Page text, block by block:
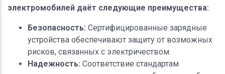
электромобилей даёт следующие преимущества:
Безопасность: Сертифицированные зарядные
устройства обеспечивают защиту от возможных
рисков, связанных с электричеством.
Надежность: Соответствие стандартам